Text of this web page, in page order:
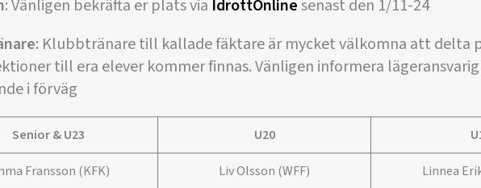
: Vänligen bekräfta er plats via IdrottOnlinesenast den 1/11-24
: Klubbtränare till kallade fäktare är mycket välkomna att delta
till era elever kommer finnas. Vänligen informera
i förväg
Senior & U23 U20
Fransson (KFK) Liv Olsson (WFF) Linnea